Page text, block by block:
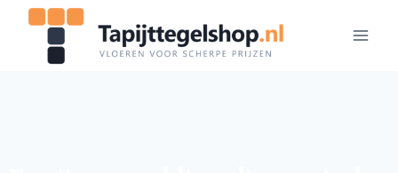
Doorgaan
inhoud